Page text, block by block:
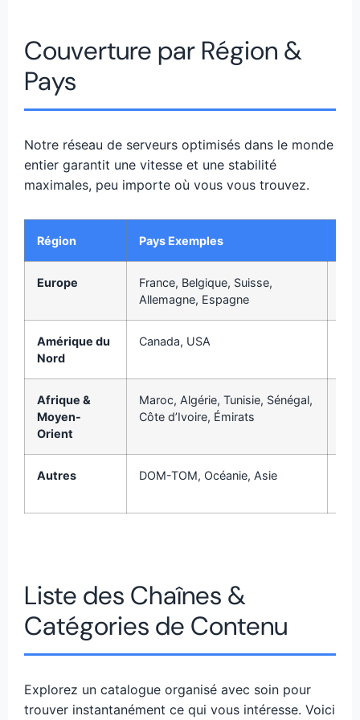
Couverture par Région &
Pays
Notre réseau de serveurs optimisés dans le monde
entier garantit une vitesse et une stabilité
maximales, peu importe où vous vous trouvez.
Région Pays Exemples
Europe
France, Belgique, Suisse,
Allemagne, Espagne
Amérique du
Nord
Canada, USA
Afrique &
Moyen-
Orient
Maroc, Algérie, Tunisie, Sénégal,
Côte d’Ivoire, Émirats
Autres DOM-TOM, Océanie, Asie
Liste des Chaînes &
Catégories de Contenu
Explorez un catalogue organisé avec soin pour
trouver instantanément ce qui vous intéresse. Voici